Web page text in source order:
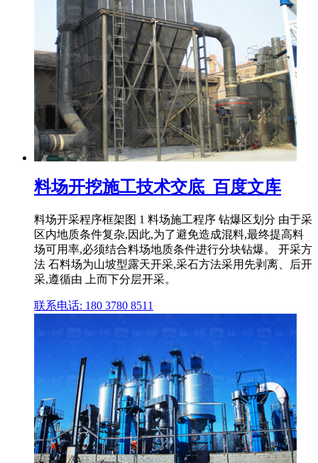
料场开挖施工技术交底_百度文库
料场开采程序框架图 1 料场施工程序 钻爆区划分 由于采
区内地质条件复杂,因此,为了避免造成混料,最终提高料
场可用率,必须结合料场地质条件进行分块钻爆。 开采方
法 石料场为山坡型露天开采,采石方法采用先剥离、后开
采,遵循由 上而下分层开采。
联系电话: 180 3780 8511